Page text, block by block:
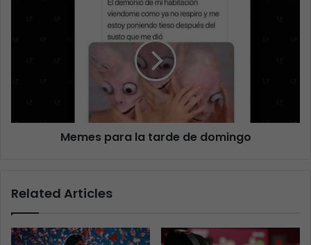
Memes para la tarde de domingo
Related Articles